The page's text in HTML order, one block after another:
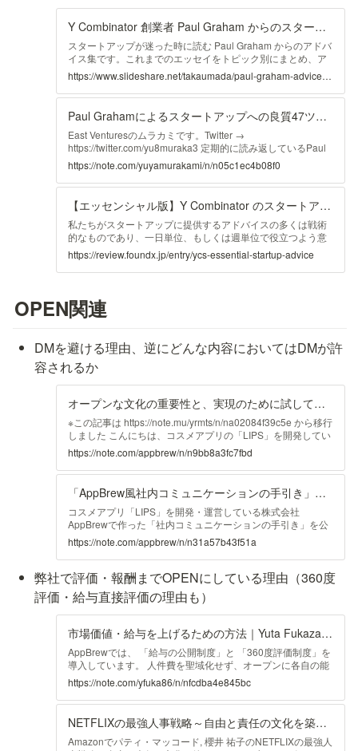
Y Combinator 創業者 Paul Graham からのスタートアップへのアドバイス（スタートアップが迷った時に読む Paul Graham からのアドバイス）
スタートアップが迷った時に読む Paul Graham からのアドバ
イス集です。これまでのエッセイをトピック別にまとめ、ア
ドバイスを抽出しました。 Y Combinator のプログラムを通
して、数百社のスタートアップに対して アドバイスを続け、
Y Combinator が他アクセラレーターとは別格のスタートアッ
プを続々と輩出してこれたのは、おそらく Paul Graham のス
タートアップへのアドバイスが的確だったからだろう、と思
っています。なので日本でも Paul Graham のエッセイにアク
セスしやすくなれば、スタートアップの皆さんの架空の相談
先の一つとして役立つのではないか、と思いまとめた次第で
す。 併読して役立つであろうスタンフォード大学の How to
Start a Startup のサマリーは以下においています。
http://www.slideshare.net/takaumada/how-to-start-a-startup-
42996994 Read more Director at The University of Tokyo 1.
世界最高のスタートアップ メンター Paul Graham、珠玉のア
ドバイス集 スタートアップが迷った時に読む Paul Graham
からのアドバイス Takaaki Umada, Microsoft Ventures
January 12th, 2015 https://medium.com/@tumada/ /
tumada@microsoft.com Summary of Paul Graham Essays 1
https://www.slideshare.net/takaumada/paul-graham-advicesonstartups
Paul Grahamによるスタートアップへの良質47ツイートまとめ｜ムラカミユウヤ｜note
East Venturesのムラカミです。Twitter →
https://twitter.com/yu8muraka3 定期的に読み返しているPaul
Grahamのエッセイのまとめは、色んな方がしてくださって
いるのですが、ツイートまとめが欲しいと思ったところなか
ったので作りました。 基本的にPaul Grahamの姿勢は一貫し
ていて ...
https://note.com/yuyamurakami/n/n05c1ec4b08f0
【エッセンシャル版】Y Combinator のスタートアップへのアドバイス - FoundX Review - 起業家とスタートアップのためのノウハウ情報
私たちがスタートアップに提供するアドバイスの多くは戦術
的なものであり、一日単位、もしくは週単位で役立つよう意
図されたものです。しかし、一部のアドバイスはもっと根本
に関するものでもあります。本記事には、私たちYCの人間が
スタートアップにとって最も重要、かつ最も彼らに変化をも
イスは常識的なものだったり、あるいは直感に反するものだ
ったりしますが...
https://review.foundx.jp/entry/ycs-essential-startup-advice
OPEN関連
DMを避ける理由、逆にどんな内容においてはDMが許
容されるか
オープンな文化の重要性と、実現のために試している3つの施策｜appbrew｜note
※この記事は https://note.mu/yrmts/n/na02084f39c5e から移行
しました こんにちは、コスメアプリの「LIPS」を開発してい
る株式会社AppBrewの松井です。 弊社はツイッターで活発な
人が多いのですが、ツイッターだけでは実際の会社の雰囲気
を知っていただきにくいと思うのでちょくちょくブログを更
新していきたいと思っています。 Twitterでアクティブw ...
https://note.com/appbrew/n/n9bb8a3fc7fbd
「AppBrew風社内コミュニケーションの手引き」を作ってみた話｜appbrew｜note
コスメアプリ「LIPS」を開発・運営している株式会社
AppBrewで作った「社内コミュニケーションの手引き」を公
開します。形式はまだ発展途上ですが、AppBrewの雰囲気を
知っていただく・社内コミュニケーションについて考えるき
っかけとなれば嬉しいです。 ...
https://note.com/appbrew/n/n31a57b43f51a
弊社で評価・報酬までOPENにしている理由（360度
評価・給与直接評価の理由も）
市場価値・給与を上げるための方法｜Yuta Fukazawa｜note
AppBrewでは、 「給与の公開制度」と 「360度評価制度」を
導入しています。 人件費を聖域化せず、オープンに各自の能
力・価値やそれに見合う報酬について議論できるようにとい
う意図を込めて運用しています。360度評価制度は、専用の
システムを作って（代表自身がコーディングとメンテをして
います） 業務フィードバックを中心に周囲の人全員から評価
がなされ、内容は公開されます。他社と比較しても、 ...
https://note.com/yfuka86/n/nfcdba4e845bc
NETFLIXの最強人事戦略～自由と責任の文化を築く～
Amazonでパティ・マッコード, 櫻井 祐子のNETFLIXの最強人